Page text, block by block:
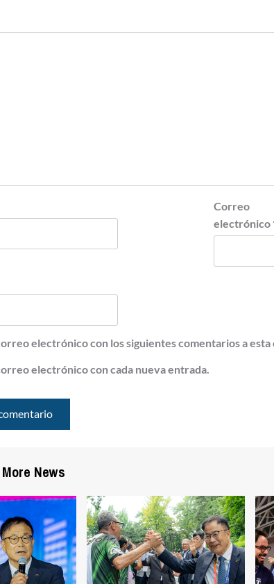
Correo
electrónico
electrónico con los siguientes comentarios a esta
electrónico con cada nueva entrada.
News